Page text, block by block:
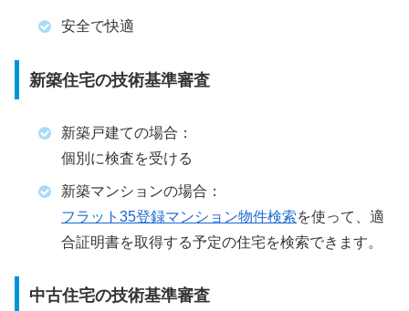
安全で快適
新築住宅の技術基準審査
新築戸建ての場合：
個別に検査を受ける
新築マンションの場合：
フラット35登録マンション物件検索を使って、適
合証明書を取得する予定の住宅を検索できます。
中古住宅の技術基準審査